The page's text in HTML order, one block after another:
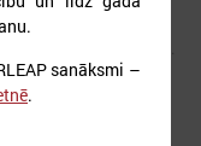
kas pulcē vairāk
klimata ekspertus un
sanāksmi –
.